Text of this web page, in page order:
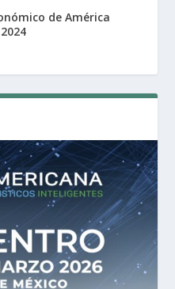
de América